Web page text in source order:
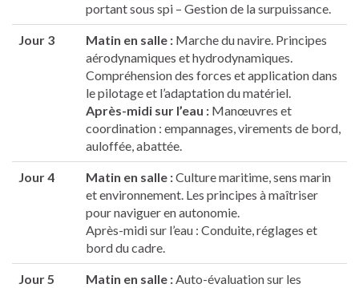
portant sous spi – Gestion de la surpuissance.
Jour 3 Matin en salle : Marche du navire. Principes
aérodynamiques et hydrodynamiques.
Compréhension des forces et application dans
le pilotage et l’adaptation du matériel.
Après-midi sur l’eau : Manœuvres et
coordination : empannages, virements de bord,
auloffée, abattée.
Jour 4 Matin en salle :Culture maritime, sens marin
et environnement. Les principes à maîtriser
pour naviguer en autonomie.
Après-midi sur l’eau : Conduite, réglages et
bord du cadre.
Jour 5 Matin en salle :Auto-évaluation sur les